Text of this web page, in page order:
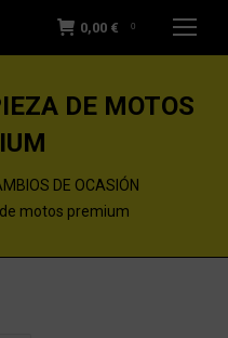
0,00 € 0
DE MOTOS
DE OCASIÓN
motos premium